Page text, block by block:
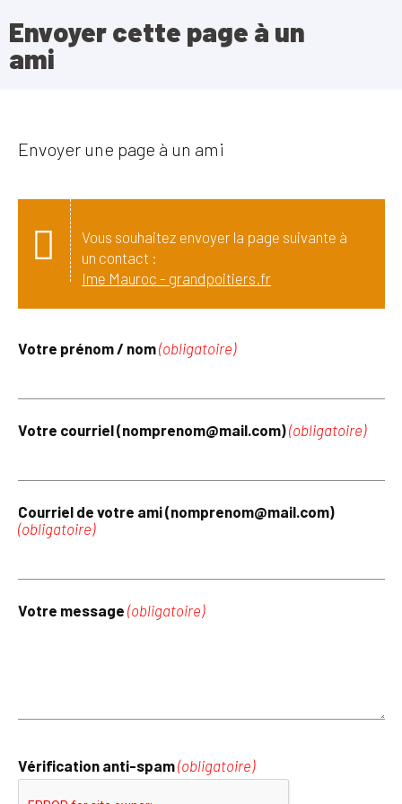
Envoyer cette page à un
ami
Envoyer une page à un ami
Vous souhaitez envoyer la page suivante à
un contact :
Ime Mauroc - grandpoitiers.fr
Votre prénom / nom(obligatoire)
Votre courriel (nomprenom@mail.com)(obligatoire)
Courriel de votre ami (nomprenom@mail.com)
(obligatoire)
Votre message (obligatoire)
Vérification anti-spam(obligatoire)